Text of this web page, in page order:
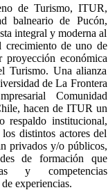
de Turismo, ITUR,
balneario de Pucón,
integral y moderna al
crecimiento de uno de
proyección económica
Turismo. Una alianza
de La Frontera
Comunidad
hacen de ITUR un
respaldo institucional,
distintos actores del
privados y/o públicos,
de formación que
y competencias
experiencias.